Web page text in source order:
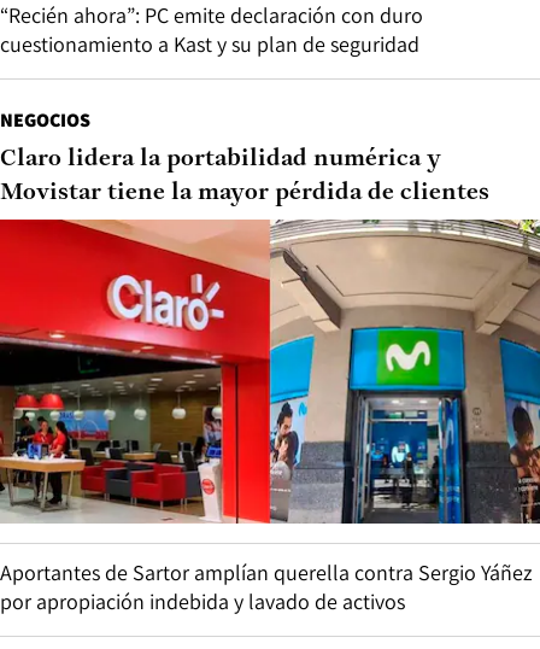
“Recién ahora”: PC emite declaración con duro
cuestionamiento a Kast y su plan de seguridad
NEGOCIOS
Claro lidera la portabilidad numérica y
Movistar tiene la mayor pérdida de clientes
Aportantes de Sartor amplían querella contra Sergio Yáñez
por apropiación indebida y lavado de activos